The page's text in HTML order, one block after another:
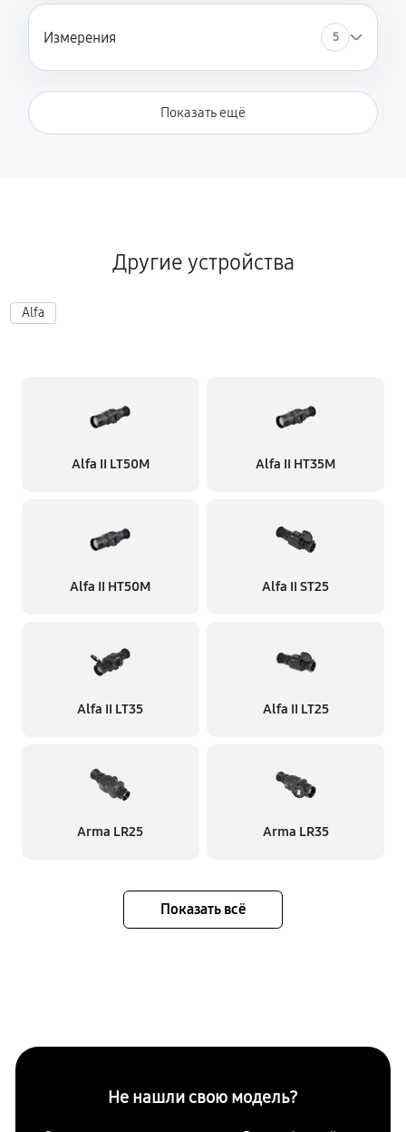
Измерения 5
Показать ещё
Другие устройства
Alfa
Alfa II LT50M Alfa II HT35M
Alfa II HT50M Alfa II ST25
Alfa II LT35 Alfa II LT25
Arma LR25 Arma LR35
Показать всё
Не нашли свою модель?